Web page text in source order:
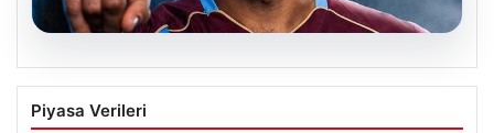
05.08.2026
Mohamed Salah transferinin detayları
açıklandı!
Piyasa Verileri